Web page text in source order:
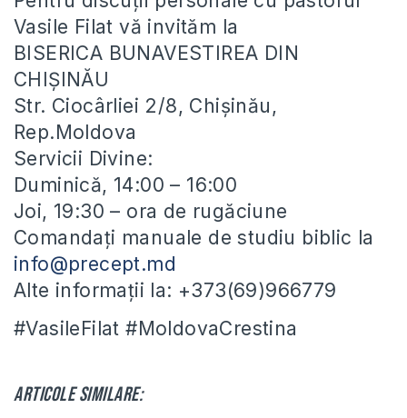
Vasile Filat vă invităm la
BISERICA BUNAVESTIREA DIN
CHIȘINĂU
Str. Ciocârliei 2/8, Chișinău,
Rep.Moldova
Servicii Divine:
Duminică, 14:00 – 16:00
Joi, 19:30 – ora de rugăciune
Comandați manuale de studiu biblic la
info@precept.md
Alte informații la: +373(69)966779
#VasileFilat #MoldovaCrestina
Articole similare: